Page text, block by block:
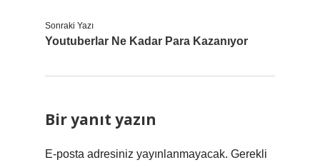
Sonraki Yazı
Youtuberlar Ne Kadar Para Kazanıyor
Bir yanıt yazın
E-posta adresiniz yayınlanmayacak. Gerekli